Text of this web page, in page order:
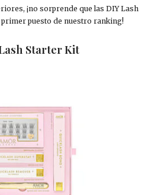
¡no sorprende que las DIY Lash
puesto de nuestro ranking!
Starter Kit